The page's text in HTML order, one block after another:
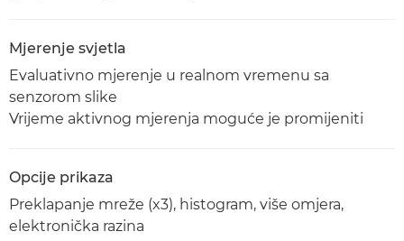
Mjerenje svjetla
Evaluativno mjerenje u realnom vremenu sa
senzorom slike
Vrijeme aktivnog mjerenja moguće je promijeniti
Opcije prikaza
Preklapanje mreže (x3), histogram, više omjera,
elektronička razina